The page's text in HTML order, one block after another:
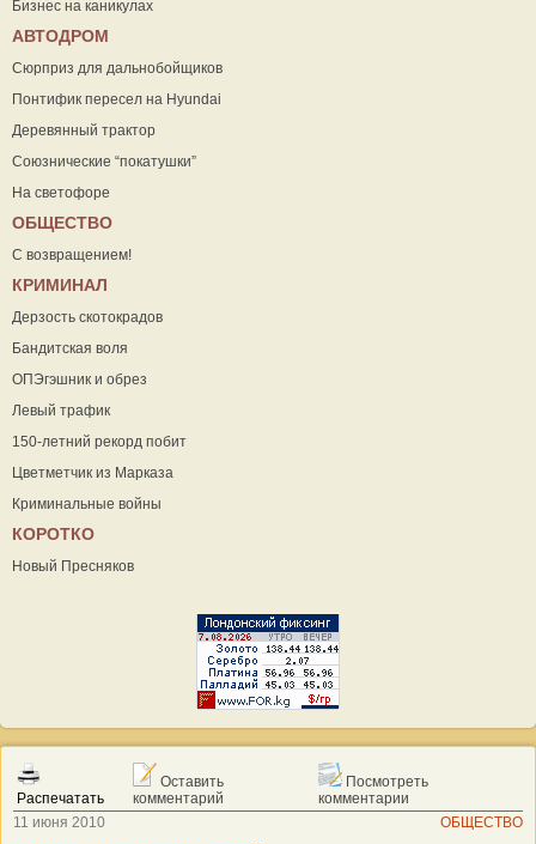
Бизнес на каникулах
АВТОДРОМ
Сюрприз для дальнобойщиков
Понтифик пересел на Hyundai
Деревянный трактор
Союзнические “покатушки”
На светофоре
ОБЩЕСТВО
С возвращением!
КРИМИНАЛ
Дерзость скотокрадов
Бандитская воля
ОПЭгэшник и обрез
Левый трафик
150-летний рекорд побит
Цветметчик из Марказа
Криминальные войны
КОРОТКО
Новый Пресняков
Распечатать
Оставить
комментарий
Посмотреть
комментарии
11 июня 2010
ОБЩЕСТВО